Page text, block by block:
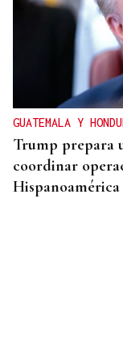
GUATEMALA Y
Trump prepara
coordinar
Hispanoamérica